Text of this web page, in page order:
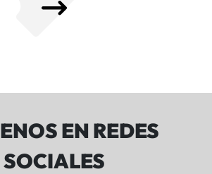
EN REDES
SOCIALES